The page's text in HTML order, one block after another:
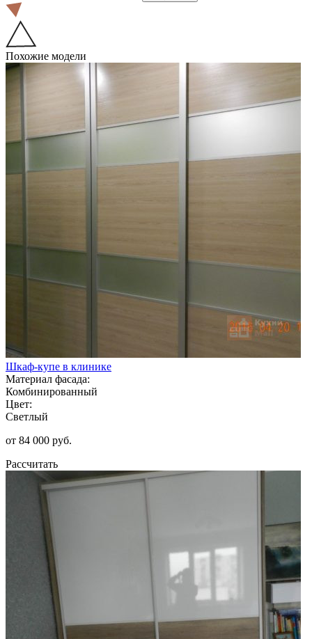
Похожие модели
Шкаф-купе в клинике
Материал фасада:
Комбинированный
Цвет:
Светлый
от 84 000 руб.
Рассчитать